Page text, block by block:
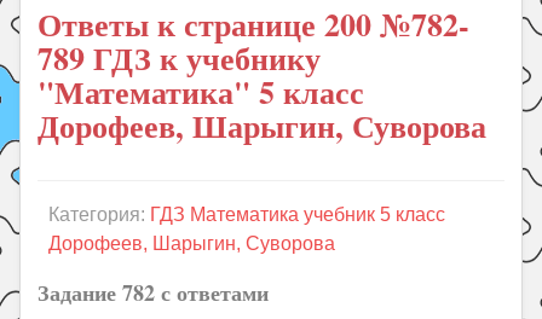
Книги
Рукоделие
Подготовка к школе
Уроки
Праздники
Летом!
Ответы к странице 200 №782-
789 ГДЗ к учебнику
"Математика" 5 класс
Дорофеев, Шарыгин, Суворова
Категория: ГДЗ Математика учебник 5 класс
Дорофеев, Шарыгин, Суворова
Задание 782 с ответами